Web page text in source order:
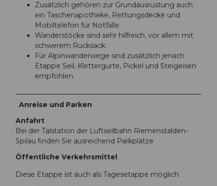
Zusätzlich gehören zur Grundausrüstung auch
ein Taschenapotheke, Rettungsdecke und
Mobiltelefon für Notfälle.
Wanderstöcke sind sehr hilfreich, vor allem mit
schwerem Rucksack.
Für Alpinwanderwege sind zusätzlich jenach
Etappe Seil, Klettergurte, Pickel und Steigeisen
empfohlen.
Anreise und Parken
Anfahrt
Bei der Talstation der Luftseilbahn Riemenstalden-
Spilau finden Sie ausreichend Parkplätze
Öffentliche Verkehrsmittel
Diese Etappe ist auch als Tagesetappe möglich.